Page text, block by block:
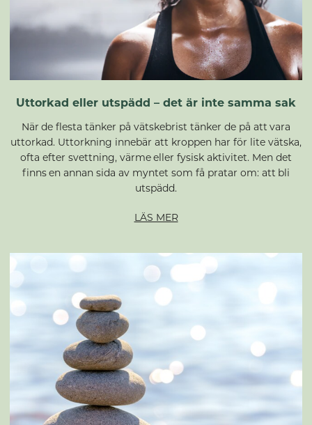
Uttorkad eller utspädd – det är inte samma sak
När de flesta tänker på vätskebrist tänker de på att vara
uttorkad. Uttorkning innebär att kroppen har för lite vätska,
ofta efter svettning, värme eller fysisk aktivitet. Men det
finns en annan sida av myntet som få pratar om: att bli
utspädd.
LÄS MER